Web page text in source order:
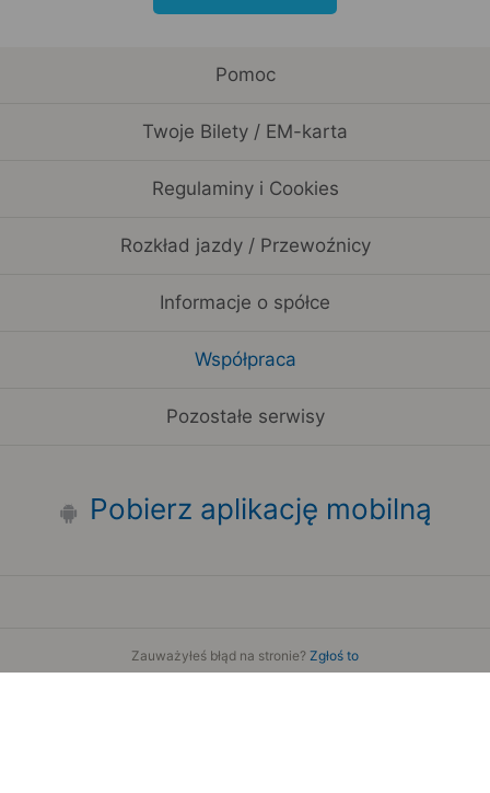
Pomoc
Twoje Bilety / EM-karta
Regulaminy i Cookies
Rozkład jazdy / Przewoźnicy
Informacje o spółce
Współpraca
Pozostałe serwisy
Pobierz aplikację mobilną
Zauważyłeś błąd na stronie? Zgłoś to